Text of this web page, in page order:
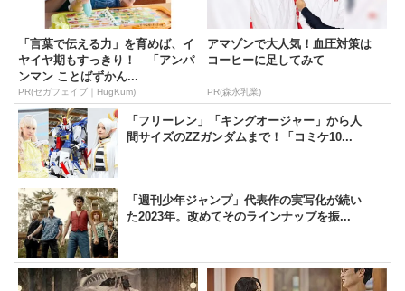
「言葉で伝える力」を育めば、イ
ヤイヤ期もすっきり！ 「アンパ
ンマン ことばずかん...
PR(セガフェイブ｜HugKum)
アマゾンで大人気！血圧対策は
コーヒーに足してみて
PR(森永乳業)
「フリーレン」「キングオージャー」から人
間サイズのZZガンダムまで！「コミケ10...
「週刊少年ジャンプ」代表作の実写化が続い
た2023年。改めてそのラインナップを振...